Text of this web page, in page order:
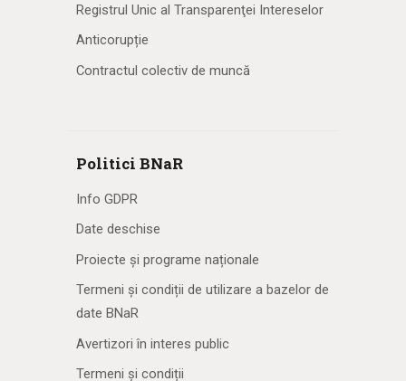
Registrul Unic al Transparenţei Intereselor
Anticorupție
Contractul colectiv de muncă
Politici BNaR
Info GDPR
Date deschise
Proiecte și programe naționale
Termeni și condiții de utilizare a bazelor de
date BNaR
Avertizori în interes public
Termeni și condiții